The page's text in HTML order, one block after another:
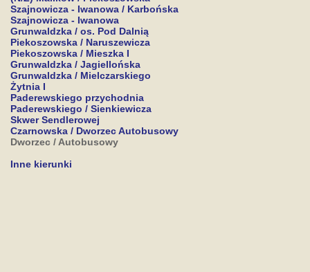
Szajnowicza - Iwanowa / Karbońska
Szajnowicza - Iwanowa
Grunwaldzka / os. Pod Dalnią
Piekoszowska / Naruszewicza
Piekoszowska / Mieszka I
Grunwaldzka / Jagiellońska
Grunwaldzka / Mielczarskiego
Żytnia I
Paderewskiego przychodnia
Paderewskiego / Sienkiewicza
Skwer Sendlerowej
Czarnowska / Dworzec Autobusowy
Dworzec / Autobusowy
Inne kierunki